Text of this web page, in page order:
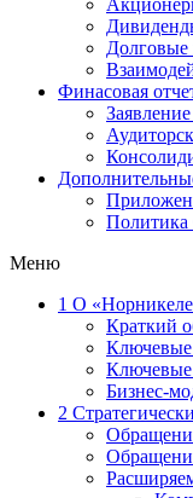
Долговые
Финасовая
Политика
Меню
1 О
Краткий
Ключевые
Ключевые
Бизнес-
2